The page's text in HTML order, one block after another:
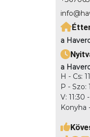
a
a
H - Cs:
P - Szo:
V: 11:30
Konyha